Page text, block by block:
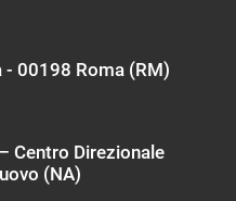
00198 Roma (RM)
Centro Direzionale
(NA)